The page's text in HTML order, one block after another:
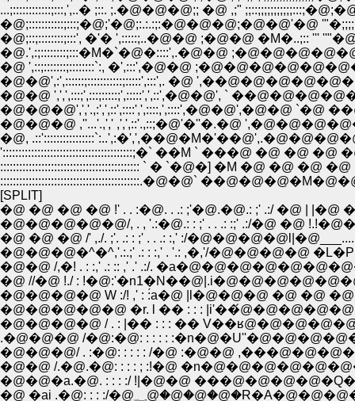
...;::::::::::::;:::,',..� ;::. ;.�@�@�@;; �@ ,;"
�@;:::::::::::;:::;�@;'�@;:.:.:;:�@�@�@;�@�@'�@
�@;::;::::::::;:::', �'� ',:::::;..�@�@ ;�@�@ �M�..;:: '''
�@.',:;::::::::;:::�M�`�@�::::',.�@�@
�@ ',::;:::::::;::::::::`:, �',:::',�@�@
�@�@',:',::::::;:::::::::::;:::::',:::',. �@
�@�@ ',',',:::;',:::;:::::;',:::::',',::',�@�@', `
�@�@�@',','.,:',',::',::::',',::::,',::::',�@�@',�@�@ `�@
�@�@�@ ,''...'.,',' ,',',::'.,::;�@'�''�.�@
�@,
':::::::::::::::::::::::::::::::::::::::::;�` ��M ` ���@ �@ �@
:::::::::::::::::::::::::::::::::::::::::::: ` � `�@�] �M �@ �@ �@
::::::::::::::::::::::::::::::::::::::::::::.�@�@`
[SPLIT]
�@ �@ �@ �@ !' . . :�@. . .: ;'�@.�@.: ;' .:/ �@ | |�@ � . .
�@�@�@�@�@/, . , '.:�@.: : ;' . . .: :;' .:/�@ �@
�@ �@ �@ /' ,./. ;'. .: : ;' . . .: :,' :/
�@�@�@�^�^,'.:.;' .: : :,' . '.: ,�,'/�@�@�@�@ �L�P
�@�@ /,�! . : :,' .: :: ,' .' .:/.
�@ //�@ !./ :
�@�@�@�@ W :/! ,' : :́a�@ |l�@�@�@ �@ �@ �@
�@�@�@�@�@ �r. l �� : : : |i'��́@�@�@�@�@
�@�@�@�@ / . : |�� : : : ��
.�@�@�@ /�@:�@: : : : :
�@�@�@/ . :�@: : : : : /�@ :�@�@
�@�@ /.�@.�@: : : : ; :!�@
�@�@�a.�@. : : : :/ !|�@�@